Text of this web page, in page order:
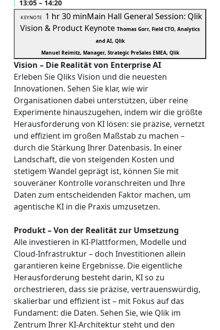
13:05 – 14:20
KEYNOTE 1 hr 30 minMain Hall General Session: Qlik
Vision & Product Keynote Thomas Gorr, Field CTO, Analytics
and AI, Qlik
Manuel Reimitz, Manager, Strategic PreSales EMEA, Qlik
Vision – Die Realität von Enterprise AI
Erleben Sie Qliks Vision und die neuesten
Innovationen. Sehen Sie klar, wie wir
Organisationen dabei unterstützen, über reine
Experimente hinauszugehen, indem wir die größte
Herausforderung von KI lösen: sie präzise, vernetzt
und effizient im großen Maßstab zu machen –
durch die Stärkung Ihrer Datenbasis. In einer
Landschaft, die von steigenden Kosten und
stetigem Wandel geprägt ist, können Sie mit
souveräner Kontrolle voranschreiten und Ihre
Daten zum entscheidenden Faktor machen, um
agentische KI in die Praxis umzusetzen.
Produkt – Von der Realität zur Umsetzung
Alle investieren in KI-Plattformen, Modelle und
Cloud-Infrastruktur – doch Investitionen allein
garantieren keine Ergebnisse. Die eigentliche
Herausforderung besteht darin, KI so zu
orchestrieren, dass sie präzise, vertrauenswürdig,
skalierbar und effizient ist – mit Fokus auf das
Fundament: die Daten. Sehen Sie, wie Qlik im
Zentrum Ihrer KI-Architektur steht und den